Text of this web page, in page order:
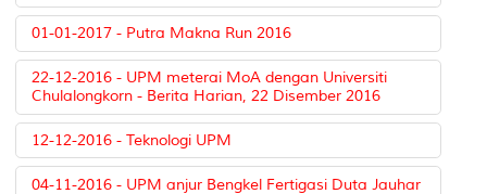
01-01-2017 - Putra Makna Run 2016
22-12-2016 - UPM meterai MoA dengan Universiti
Chulalongkorn - Berita Harian, 22 Disember 2016
12-12-2016 - Teknologi UPM
04-11-2016 - UPM anjur Bengkel Fertigasi Duta Jauhar